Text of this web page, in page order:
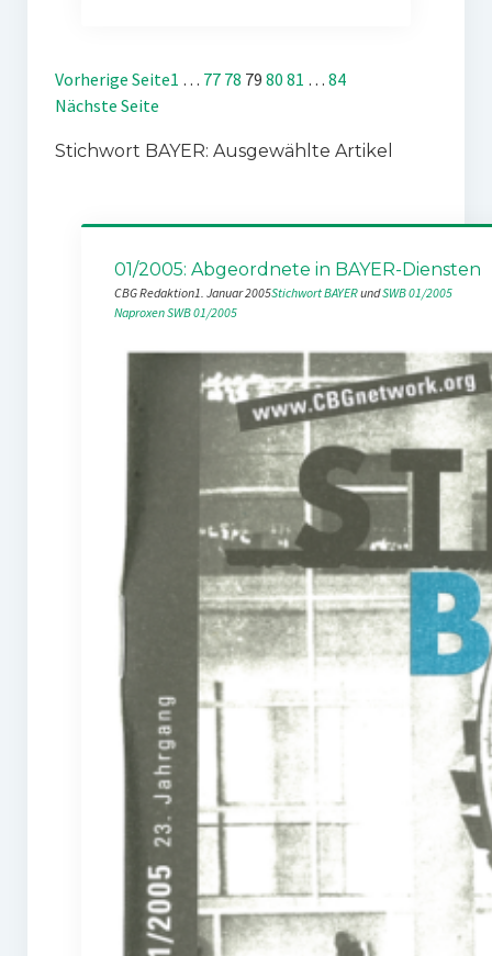
Vorherige Seite1 … 77 78 79 80 81 … 84
Nächste Seite
Stichwort BAYER: Ausgewählte Artikel
01/2005: Abgeordnete in BAYER-Diensten
CBG Redaktion1. Januar 2005Stichwort BAYER und SWB 01/2005
NaproxenSWB 01/2005